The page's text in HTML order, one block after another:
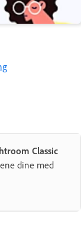
Classic
dine med